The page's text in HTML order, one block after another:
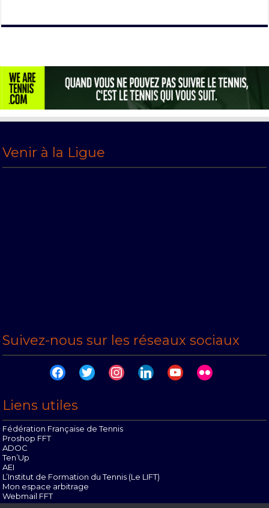
Venir à la Ligue
Suivez-nous sur les réseaux sociaux
facebooktwitter instagramlinkedinyoutubeflickr
Liens utiles
Fédération Française de Tennis
Proshop FFT
ADOC
Ten’Up
AEI
L’Institut de Formation du Tennis (Le LIFT)
Mon espace arbitrage
Webmail FFT